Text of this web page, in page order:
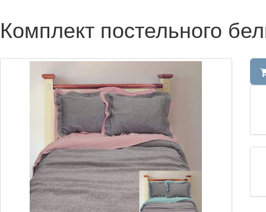
Комплект постельного